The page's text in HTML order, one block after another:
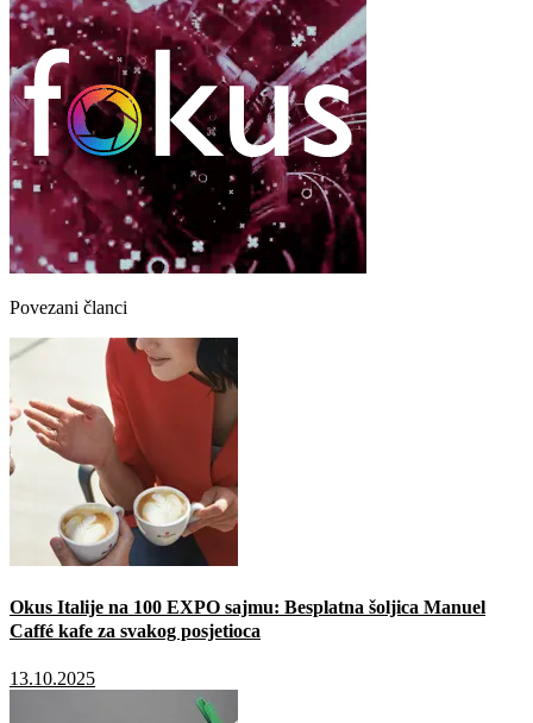
Povezani članci
Okus Italije na 100 EXPO sajmu: Besplatna šoljica Manuel
Caffé kafe za svakog posjetioca
13.10.2025